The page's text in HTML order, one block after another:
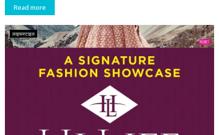
Read more
लाइफस्टाइल